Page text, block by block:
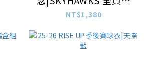
名紀念短T
NT$1,380